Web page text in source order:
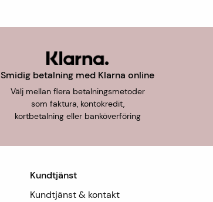
Smidig betalning med Klarna online
Välj mellan flera betalningsmetoder
som faktura, kontokredit,
kortbetalning eller banköverföring
Kundtjänst
Kundtjänst & kontakt